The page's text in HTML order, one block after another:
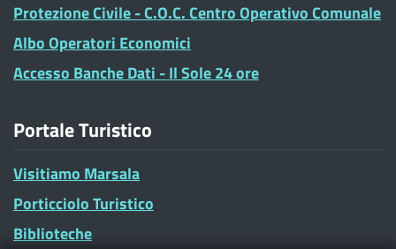
Protezione Civile - C.O.C. Centro Operativo Comunale
Albo Operatori Economici
Accesso Banche Dati - Il Sole 24 ore
Portale Turistico
Visitiamo Marsala
Porticciolo Turistico
Biblioteche